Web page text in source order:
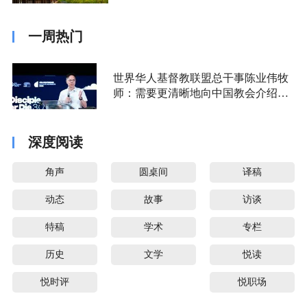
一周热门
世界华人基督教联盟总干事陈业伟牧
师：需要更清晰地向中国教会介绍福
深度阅读
角声 圆桌间 译稿
动态 故事 访谈
特稿 学术 专栏
历史 文学 悦读
悦时评 悦职场